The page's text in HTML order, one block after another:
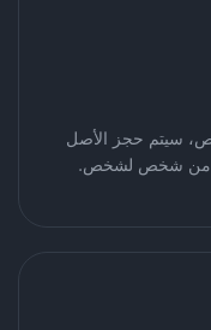
سيتم حجز الأصل